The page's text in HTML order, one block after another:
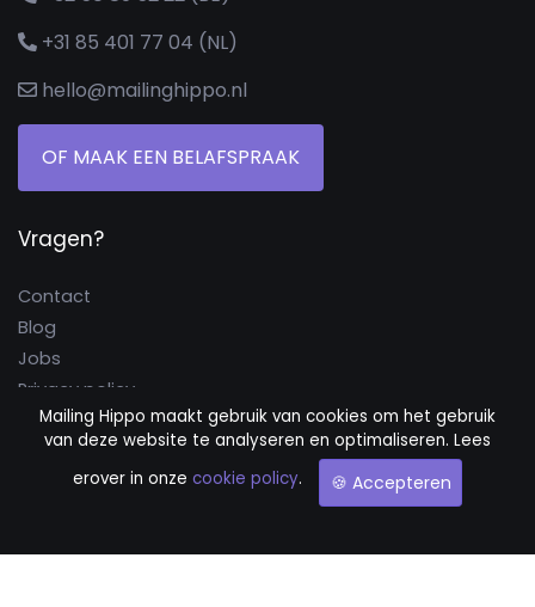
Mailing Hippo maakt gebruik van cookies om het gebruik
van deze website te analyseren en optimaliseren. Lees
erover in onze cookie policy. 🍪 Accepteren
+31 85 401 77 04 (NL)
hello@mailinghippo.nl
OF MAAK EEN BELAFSPRAAK
Vragen?
Contact
Blog
Jobs
Privacy policy
Cookie policy
Algemene voorwaarden